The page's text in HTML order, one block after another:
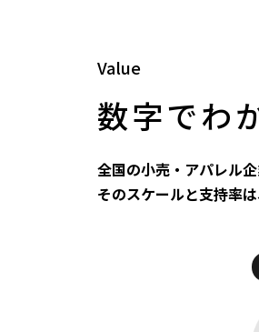
Value
数字でわ
全国の小売・アパレル企
そのスケールと支持率